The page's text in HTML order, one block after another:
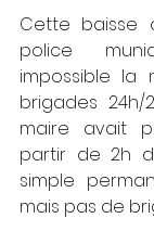
Cette baisse
police
impossible la
brigades
maire avait
partir de 2h
simple
mais pas de